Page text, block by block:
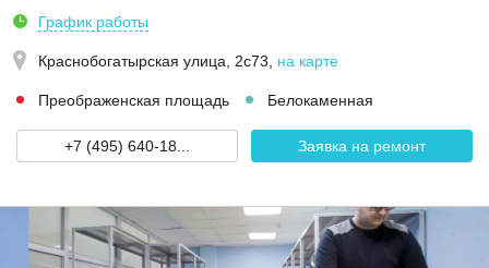
График работы
Краснобогатырская улица, 2с73 на карте
Преображенская площадь Белокаменная
+7 (495) 640-18... Заявка на ремонт